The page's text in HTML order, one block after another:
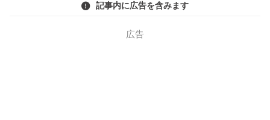
記事内に広告を含みます
広告